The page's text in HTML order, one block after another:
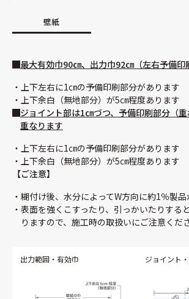
壁紙
最大有効巾90㎝、出力巾92㎝（左右予備印
上下左右に1㎝の予備印刷部分があります
上下余白（無地部分）が5㎝程度あります
ジョイント部は1㎝づつ、予備印刷部分（
重なります
上下左右に1㎝の予備印刷部分があります
上下余白（無地部分）が5㎝程度あります
【ご注意】
糊付け後、水分によってW方向に約1％製
表面を強くこすったり、引っかいたりする
りますので、施工時の取扱いにご注意くださ
出力範囲・有効巾 ジョイント